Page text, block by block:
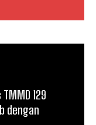
129
dengan